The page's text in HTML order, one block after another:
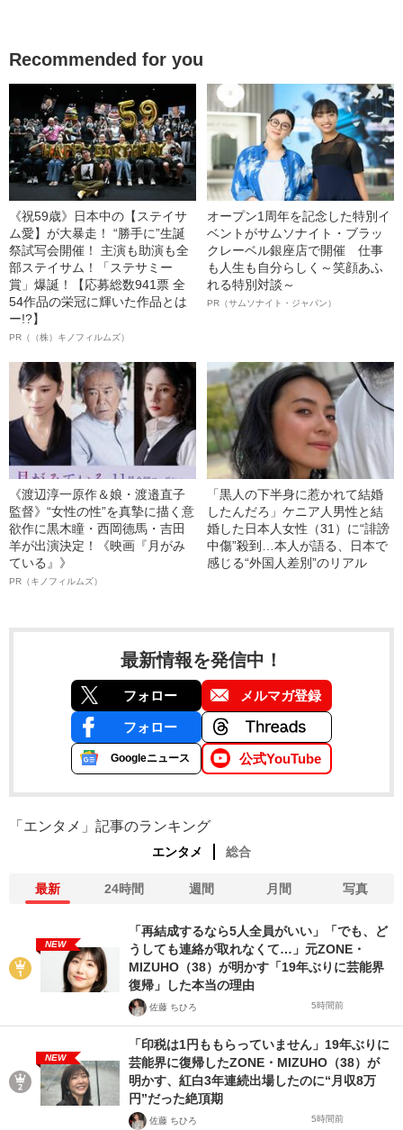
Recommended for you
《祝59歳》日本中の【ステイサ
ム愛】が大暴走！ “勝手に”生誕
祭試写会開催！ 主演も助演も全
部ステイサム！「ステサミー
賞」爆誕！【応募総数941票 全
54作品の栄冠に輝いた作品とは
ー!?】
PR（（株）キノフィルムズ）
オープン1周年を記念した特別イ
ベントがサムソナイト・ブラッ
クレーベル銀座店で開催 仕事
も人生も自分らしく～笑顔あふ
れる特別対談～
PR（サムソナイト・ジャパン）
《渡辺淳一原作＆娘・渡邉直子
監督》“女性の性”を真摯に描く意
欲作に黒木瞳・西岡德馬・吉田
羊が出演決定！《映画『月がみ
ている』》
PR（キノフィルムズ）
「黒人の下半身に惹かれて結婚
したんだろ」ケニア人男性と結
婚した日本人女性（31）に“誹謗
中傷”殺到…本人が語る、日本で
感じる“外国人差別”のリアル
最新情報を発信中！
フォロー メルマガ登録
フォロー
Googleニュース 公式YouTube
「エンタメ」記事のランキング
エンタメ 総合
最新 24時間 週間 月間 写真
NEW
「再結成するなら5人全員がいい」「でも、ど
うしても連絡が取れなくて…」元ZONE・
MIZUHO（38）が明かす「19年ぶりに芸能界
復帰」した本当の理由
佐藤 ちひろ 5時間前
NEW
「印税は1円ももらっていません」19年ぶりに
芸能界に復帰したZONE・MIZUHO（38）が
明かす、紅白3年連続出場したのに“月収8万
円”だった絶頂期
佐藤 ちひろ 5時間前